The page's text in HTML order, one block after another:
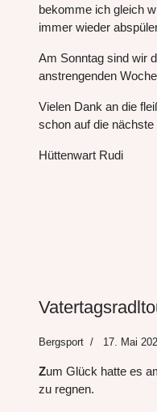
bekomme ich gleich
immer wieder
Am Sonntag sind wir
anstrengenden
Vielen Dank an die
schon auf die nächste
Hüttenwart Rudi
Bergsport 17. Mai
Zum Glück hatte es
zu regnen.